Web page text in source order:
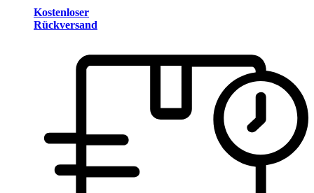
Kostenloser
Rückversand